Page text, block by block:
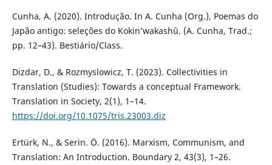
Cunha, A. (2020). Introdução. In A. Cunha (Org.), Poemas do
Japão antigo: seleções do Kokin’wakashû. (A. Cunha, Trad.;
pp. 12–43). Bestiário/Class.
Dizdar, D., & Rozmyslowicz, T. (2023). Collectivities in
Translation (Studies): Towards a conceptual Framework.
Translation in Society, 2(1), 1–14.
https://doi.org/10.1075/tris.23003.diz
Ertürk, N., & Serin. Ö. (2016). Marxism, Communism, and
Translation: An Introduction. Boundary 2, 43(3), 1–26.